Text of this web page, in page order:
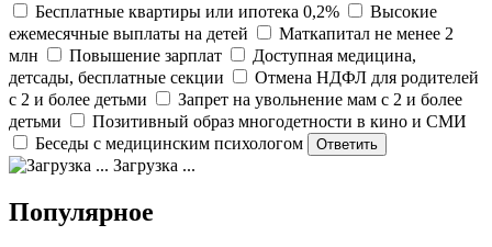
Бесплатные квартиры или ипотека 0,2%
Высокие
ежемесячные выплаты на детей
Маткапитал не менее 2
млн
Повышение зарплат
Доступная медицина,
детсады, бесплатные секции
Отмена НДФЛ для родителей
с 2 и более детьми
Запрет на увольнение мам с 2 и более
детьми
Позитивный образ многодетности в кино и СМИ
Беседы с медицинским психологом
Загрузка ...
Популярное